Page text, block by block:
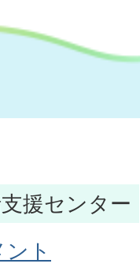
援センター
ト